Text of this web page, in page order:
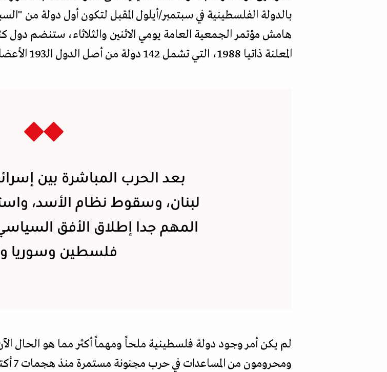
بالدولة الفلسطينية في سبتمبر/أيلول المقبل لتكون أول دولة من
هامش مؤتمر الجمعية العامة يومي الاثنين والثلاثاء، ستنضم دول
المعلنة ذاتيا 1988، التي تشمل 142 دولة من أصل الدول الـ193 الأعضاء في الأمم المتحدة.
بعد الحرب المباشرة بين
لبنان، وسقوط نظام الأسد،
المهم جدا إطلاق الأفق
فلسطين وسوريا
لم يكن أمر وجود دولة فلسطينية ملحاً ومهماً أكثر مما هو الحال